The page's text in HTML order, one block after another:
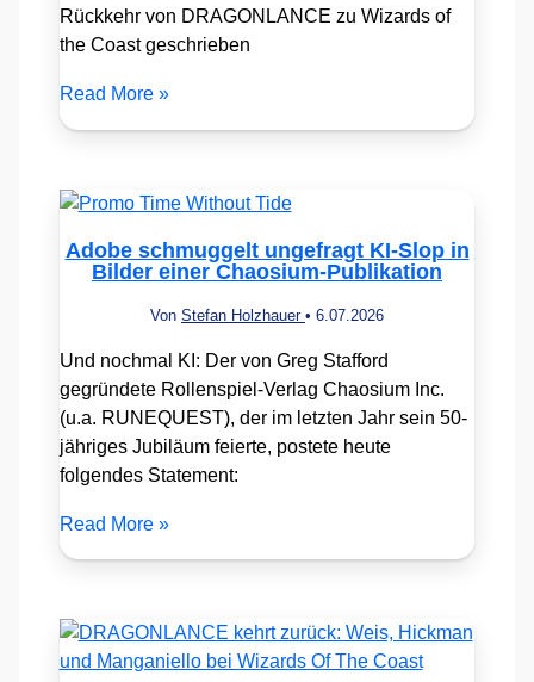
Rückkehr von DRAGONLANCE zu Wizards of
the Coast geschrieben
Read More »
Adobe schmuggelt ungefragt KI-Slop in
Bilder einer Chaosium-Publikation
Von Stefan Holzhauer • 6.07.2026
Und nochmal KI: Der von Greg Stafford
gegründete Rollenspiel-Verlag Chaosium Inc.
(u.a. RUNEQUEST), der im letzten Jahr sein 50-
jähriges Jubiläum feierte, postete heute
folgendes Statement:
Read More »